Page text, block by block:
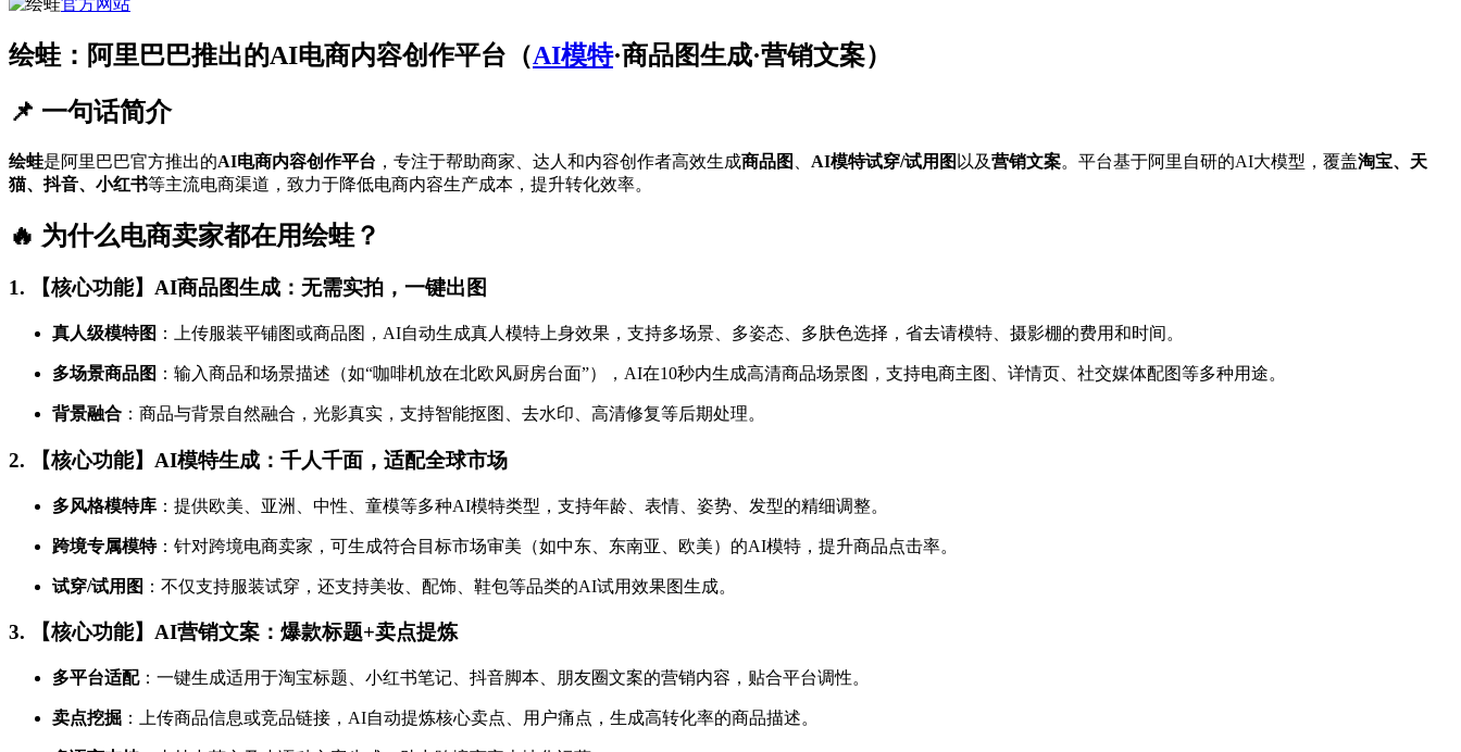
绘蛙：阿里巴巴推出的AI电商内容创作平台（AI模特·商品图生成·营销文案）
📌 一句话简介
绘蛙是阿里巴巴官方推出的AI电商内容创作平台 ，专注于帮助商家、达人和内容创作者高效生成商品图 AI模特试穿/试用图 以及营销文案。平台基于阿里自研的AI大模型，覆盖淘宝、天
猫、抖音、小红书等主流电商渠道，致力于降低电商内容生产成本，提升转化效率。
🔥 为什么电商卖家都在用绘蛙？
1. 【核心功能】AI商品图生成：无需实拍，一键出图
真人级模特图 ：上传服装平铺图或商品图，AI自动生成真人模特上身效果，支持多场景、多姿态、多肤色选择，省去请模特、摄影棚的费用和时间。
多场景商品图 ：输入商品和场景描述（如“咖啡机放在北欧风厨房台面”），AI在10秒内生成高清商品场景图，支持电商主图、详情页、社交媒体配图等多种用途。
背景融合 ：商品与背景自然融合，光影真实，支持智能抠图、去水印、高清修复等后期处理。
2. 【核心功能】AI模特生成：千人千面，适配全球市场
多风格模特库 ：提供欧美、亚洲、中性、童模等多种AI模特类型，支持年龄、表情、姿势、发型的精细调整。
跨境专属模特：针对跨境电商卖家，可生成符合目标市场审美（如中东、东南亚、欧美）的AI模特，提升商品点击率。
试穿/试用图 ：不仅支持服装试穿，还支持美妆、配饰、鞋包等品类的AI试用效果图生成。
3. 【核心功能】AI营销文案：爆款标题+卖点提炼
多平台适配：一键生成适用于淘宝标题、小红书笔记、抖音脚本、朋友圈文案的营销内容，贴合平台调性。
卖点挖掘 ：上传商品信息或竞品链接，AI自动提炼核心卖点、用户痛点，生成高转化率的商品描述。